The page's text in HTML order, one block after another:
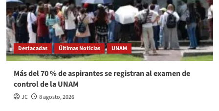
Destacadas Últimas Noticias UNAM
Más del 70 % de aspirantes se registran al examen de
control de la UNAM
JC 8 agosto, 2026